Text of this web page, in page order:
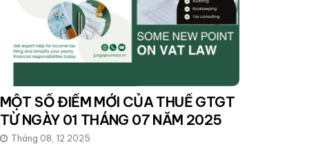
MỘT SỐ ĐIỂM MỚI CỦA THUẾ GTGT
TỪ NGÀY 01 THÁNG 07 NĂM 2025
Tháng 08, 12 2025